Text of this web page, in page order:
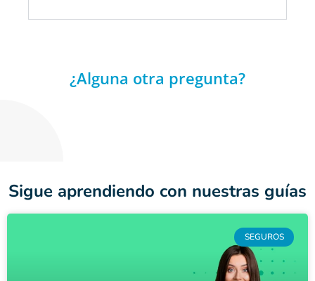
¿Alguna otra pregunta?
Sigue aprendiendo con nuestras guías
SEGUROS